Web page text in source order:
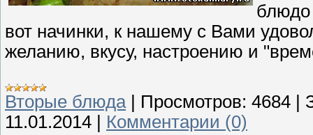
вот начинки, к нашему с Вами
желанию, вкусу, настроению и
Вторые блюда| Просмотров: 4684
11.01.2014
Комментарии (0)